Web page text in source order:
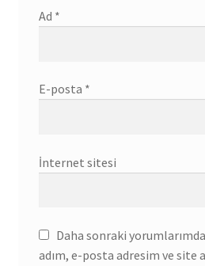
Ad *
E-posta *
İnternet sitesi
Daha sonraki
adım, e-posta adresim ve site